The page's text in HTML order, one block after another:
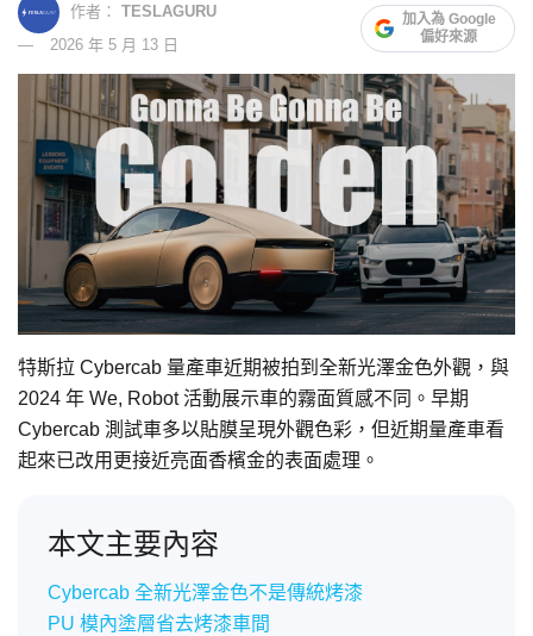
作者： TESLAGURU
2026 年 5 月 13 日
加入為 Google
偏好來源
特斯拉 Cybercab 量產車近期被拍到全新光澤金色外觀，與
2024 年 We, Robot 活動展示車的霧面質感不同。早期
Cybercab 測試車多以貼膜呈現外觀色彩，但近期量產車看
起來已改用更接近亮面香檳金的表面處理。
本文主要內容
Cybercab 全新光澤金色不是傳統烤漆
PU 模內塗層省去烤漆車間